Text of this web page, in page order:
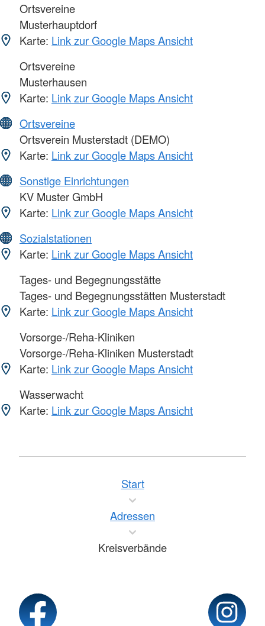
Ortsvereine
Musterhauptdorf
Karte: Link zur Google Maps Ansicht
Ortsvereine
Musterhausen
Karte: Link zur Google Maps Ansicht
Ortsvereine
Ortsverein Musterstadt (DEMO)
Karte: Link zur Google Maps Ansicht
Sonstige Einrichtungen
KV Muster GmbH
Karte: Link zur Google Maps Ansicht
Sozialstationen
Karte: Link zur Google Maps Ansicht
Tages- und Begegnungsstätte
Tages- und Begegnungsstätten Musterstadt
Karte: Link zur Google Maps Ansicht
Vorsorge-/Reha-Kliniken
Vorsorge-/Reha-Kliniken Musterstadt
Karte: Link zur Google Maps Ansicht
Wasserwacht
Karte: Link zur Google Maps Ansicht
Start
Adressen
Kreisverbände